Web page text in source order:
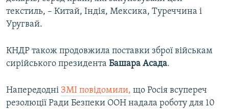
текстиль, – Китай, Індія, Мексика, Туреччина і
Уругвай.
КНДР також продовжила поставки зброї військам
сирійського президента Башара Асада.
Напередодні ЗМІ повідомили, що Росія всупереч
резолюції Ради Безпеки ООН надала роботу для 10